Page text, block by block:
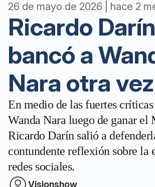
26 de mayo de 2026 | hace 2
Ricardo Darín
bancó a
Nara otra vez
En medio de las fuertes
Wanda Nara luego de ganar el
Ricardo Darín salió a
contundente reflexión sobre la
redes sociales.
Visionshow